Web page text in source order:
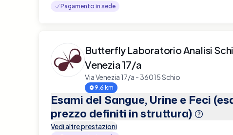
Pagamento in sede
Butterfly Laboratorio Analisi
Venezia 17/a
Via Venezia 17/a - 36015 Schio
9.6 km
Esami del Sangue, Urine e Feci
prezzo definiti in struttura)
Vedi altre prestazioni